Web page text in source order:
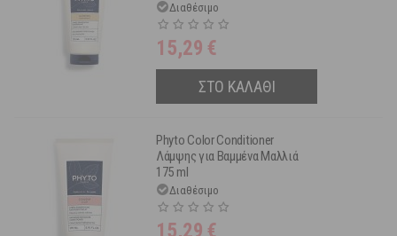
Διαθέσιμο
15,29 €
ΣΤΟ ΚΑΛΑΘΙ
Phyto Color Conditioner
Λάμψης για Βαμμένα Μαλλιά
175 ml
Διαθέσιμο
15,29 €